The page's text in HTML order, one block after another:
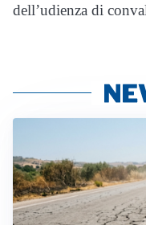
dell’udienza di